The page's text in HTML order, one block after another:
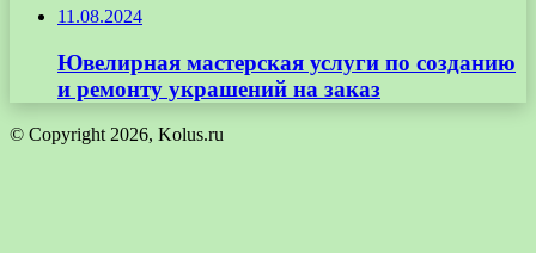
11.08.2024
Ювелирная мастерская услуги по созданию
и ремонту украшений на заказ
© Copyright 2026, Kolus.ru